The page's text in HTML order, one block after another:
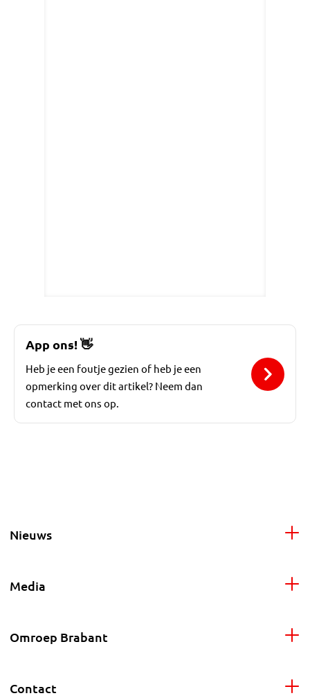
App ons!👋
Heb je een foutje gezien of heb je een
opmerking over dit artikel? Neem dan
contact met ons op.
Nieuws
Media
Omroep Brabant
Contact